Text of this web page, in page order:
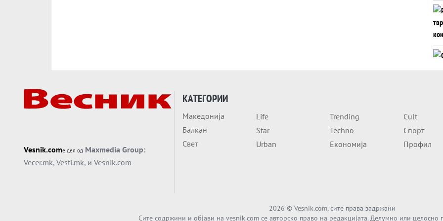
Vesnik.comе дел од Maxmedia Group:
Vecer.mk, Vesti.mk, и Vesnik.com
КАТЕГОРИИ
Македонија
Балкан
Свет
Life
Star
Urban
Trending
Techno
Економија
Cult
Спорт
Профил
2026 © Vesnik.com, сите права задржани
Сите содржини и објави на vesnik.com се авторско право на редакцијата. Делумно или целосно